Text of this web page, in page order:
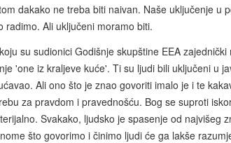
dakako ne treba biti naivan. Naše uključenje
Ali uključeni moramo biti.
su sudionici Godišnje skupštine EEA
'one iz kraljeve kuće'. Ti su ljudi bili uključeni u
Ali ono što je znao govoriti imalo je i te
za pravdom i pravednošću. Bog se suproti
Svakako, ljudsko je spasenje od
što govorimo i činimo ljudi će ga lakše